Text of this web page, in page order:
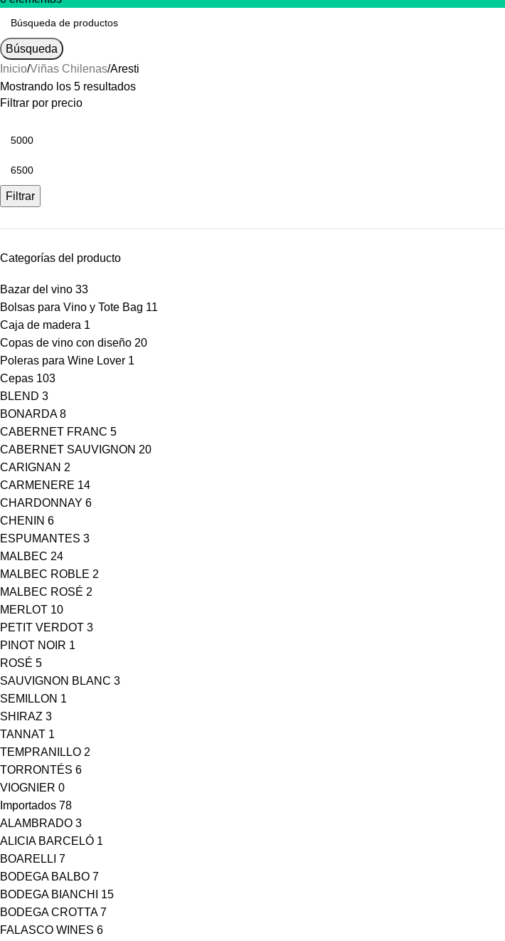
Búsqueda
Inicio Viñas Chilenas Aresti
Mostrando los 5 resultados
Filtrar por precio
Filtrar
Categorías del producto
Bazar del vino 33
Bolsas para Vino y Tote Bag 11
Caja de madera 1
Copas de vino con diseño 20
Poleras para Wine Lover 1
Cepas 103
BLEND 3
BONARDA 8
CABERNET FRANC 5
CABERNET SAUVIGNON 20
CARIGNAN 2
CARMENERE 14
CHARDONNAY 6
CHENIN 6
ESPUMANTES 3
MALBEC 24
MALBEC ROBLE 2
MALBEC ROSÉ 2
MERLOT 10
PETIT VERDOT 3
PINOT NOIR 1
ROSÉ 5
SAUVIGNON BLANC 3
SEMILLON 1
SHIRAZ 3
TANNAT 1
TEMPRANILLO 2
TORRONTÉS 6
VIOGNIER 0
Importados 78
ALAMBRADO 3
ALICIA BARCELÓ 1
BOARELLI 7
BODEGA BALBO 7
BODEGA BIANCHI
15
BODEGA CROTTA 7
FALASCO WINES 6